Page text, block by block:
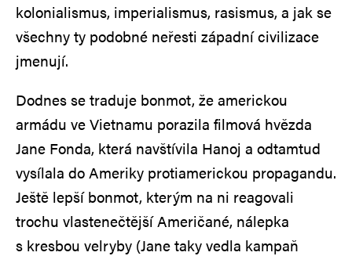
kolonialismus, imperialismus, rasismus, a jak se
všechny ty podobné neřesti západní civilizace
jmenují.
Dodnes se traduje bonmot, že americkou
armádu ve Vietnamu porazila filmová hvězda
Jane Fonda, která navštívila Hanoj a odtamtud
vysílala do Ameriky protiamerickou propagandu.
Ještě lepší bonmot, kterým na ni reagovali
trochu vlastenečtější Američané, nálepka
s kresbou velryby (Jane taky vedla kampaň